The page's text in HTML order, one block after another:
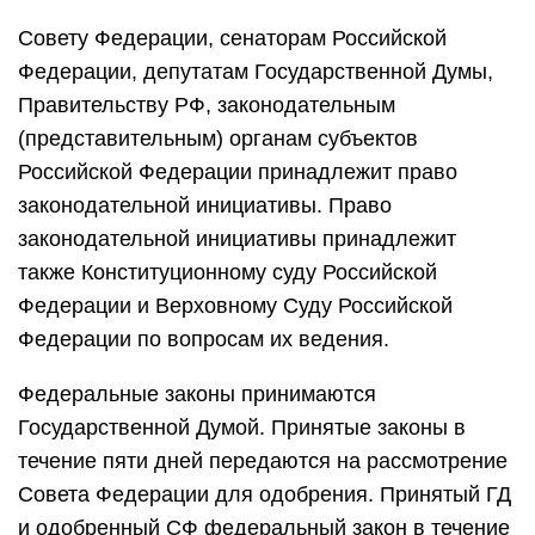
Совету Федерации, сенаторам Российской
Федерации, депутатам Государственной Думы,
Правительству РФ, законодательным
(представительным) органам субъектов
Российской Федерации принадлежит право
законодательной инициативы. Право
законодательной инициативы принадлежит
также Конституционному суду Российской
Федерации и Верховному Суду Российской
Федерации по вопросам их ведения.
Федеральные законы принимаются
Государственной Думой. Принятые законы в
течение пяти дней передаются на рассмотрение
Совета Федерации для одобрения. Принятый ГД
и одобренный СФ федеральный закон в течение